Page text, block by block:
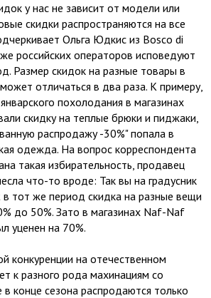
у нас не зависит от модели или
скидки распространяются на все
Ольга Юдкис из Bosco di
российских операторов исповедуют
Размер скидок на разные товары в
отличаться в два раза. К примеру,
похолодания в магазинах
скидку на теплые брюки и пиджаки,
распродажу -30%" попала в
одежда. На вопрос корреспондента
такая избирательность, продавец
что-то вроде: Так вы на градусник
тот же период скидка на разные вещи
до 50%. Зато в магазинах Naf-Naf
уценен на 70%.
конкуренции на отечественном
к разного рода махинациям со
конце сезона распродаются только